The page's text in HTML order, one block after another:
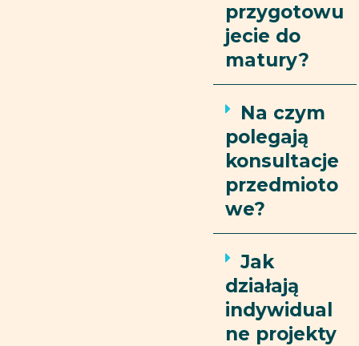
przygotowu
jecie do
matury?
Na czym
polegają
konsultacje
przedmioto
we?
Jak
działają
indywidual
ne projekty